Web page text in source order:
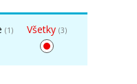
(1) Všetky (3)